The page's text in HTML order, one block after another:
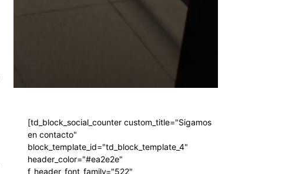
[td_block_social_counter custom_title="Sigamos
en contacto"
block_template_id="td_block_template_4"
header_color="#ea2e2e"
f_header_font_family="522"